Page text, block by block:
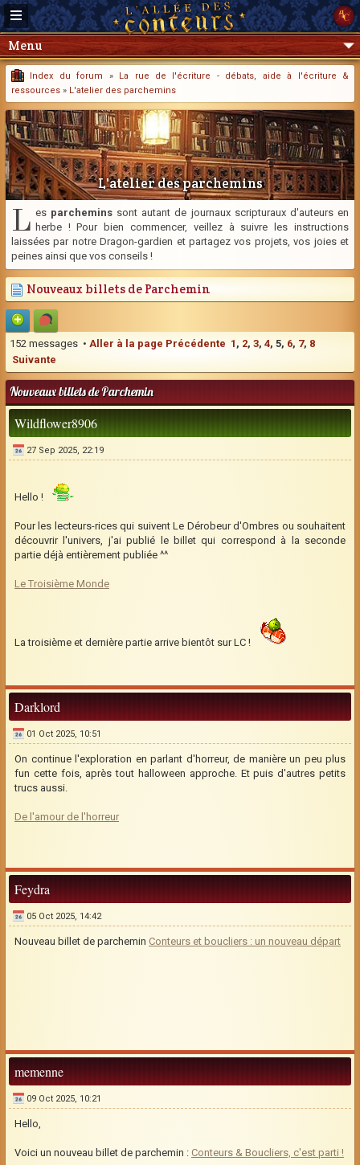
Menu
Index du forum » La rue de l'écriture - débats, aide à l'écriture &
ressources » L'atelier des parchemins
L'atelier des parchemins
L es parchemins sont autant de journaux scripturaux d'auteurs en
herbe ! Pour bien commencer, veillez à suivre les instructions
laissées par notre Dragon-gardien et partagez vos projets, vos joies et
peines ainsi que vos conseils !
Nouveaux billets de Parchemin
152 messages • Aller à la page Précédente 1 , 2, 3, 4, 5, 6, 7, 8
Suivante
Nouveaux billets de Parchemin
Wildflower8906
27 Sep 2025, 22:19
Hello !
Pour les lecteurs-rices qui suivent Le Dérobeur d'Ombres ou souhaitent
découvrir l'univers, j'ai publié le billet qui correspond à la seconde
partie déjà entièrement publiée ^^
Le Troisième Monde
La troisième et dernière partie arrive bientôt sur LC !
Darklord
01 Oct 2025, 10:51
On continue l'exploration en parlant d'horreur, de manière un peu plus
fun cette fois, après tout halloween approche. Et puis d'autres petits
trucs aussi.
De l'amour de l'horreur
Feydra
05 Oct 2025, 14:42
Nouveau billet de parchemin Conteurs et boucliers : un nouveau départ
memenne
09 Oct 2025, 10:21
Hello,
Voici un nouveau billet de parchemin : Conteurs & Boucliers, c'est parti !